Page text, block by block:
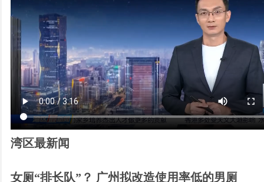
湾区最新闻
女厕“排长队”？ 广州拟改造使用率低的男厕